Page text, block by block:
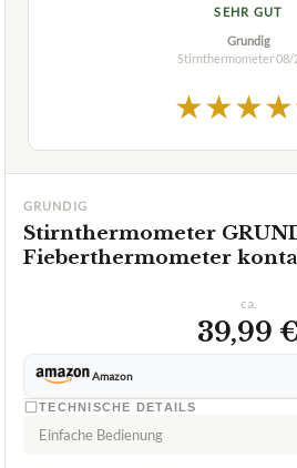
SEHR GUT
Grundig
Stirnthermometer08/
★★★★
GRUNDIG
Stirnthermometer
Fieberthermometer
ca.
39,99 €
Amazon
TECHNISCHE DETAILS
Einfache Bedienung